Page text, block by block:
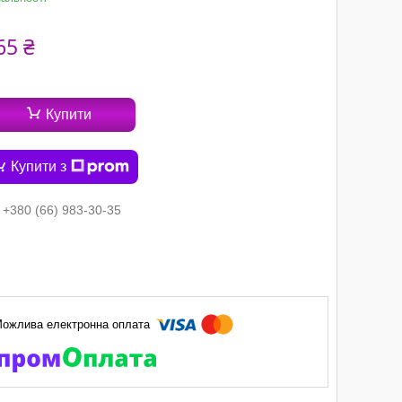
₴
Купити
Купити з
+380 (66) 983-30-35